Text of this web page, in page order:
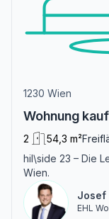
1230 Wien
Wohnung
2 54,3 m²
hil\side 23 – Die
Wien.
Josef
EHL